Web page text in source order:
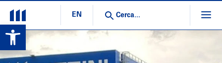
Open toolbar
EN